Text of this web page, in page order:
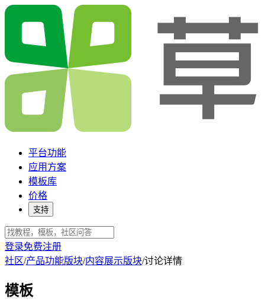
平台功能
应用方案
模板库
价格
支持
登录免费注册
社区/产品功能版块/内容展示版块/讨论详情
模板